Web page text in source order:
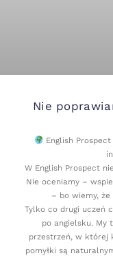
Nie
English
W English Prospect
Nie oceniamy –
– bo wiemy, że
Tylko co drugi uczeń
po angielsku. My
przestrzeń, w której
pomyłki są